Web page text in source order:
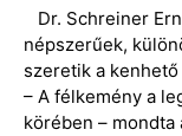
Dr. Schreiner
népszerűek,
szeretik a kenhető
– A félkemény a
körében –